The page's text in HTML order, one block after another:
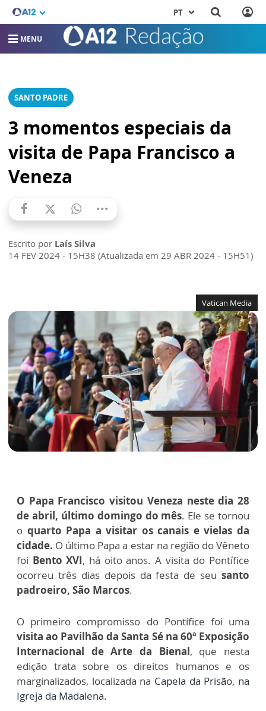
PT
MENU
SANTO PADRE
3 momentos especiais da
visita de Papa Francisco a
Veneza
Escrito por Laís Silva
14 FEV 2024 - 15H38 (Atualizada em 29 ABR 2024 - 15H51)
Vatican Media
O Papa Francisco visitou Veneza neste dia 28
de abril, último domingo do mês. Ele se tornou
o quarto Papa a visitar os canais e vielas da
cidade. O último Papa a estar na região do Vêneto
foi Bento XVI, há oito anos.A visita do Pontífice
ocorreu três dias depois da festa de seu santo
padroeiro, São Marcos.
O primeiro compromisso do Pontífice foi uma
visita ao Pavilhão da Santa Sé na 60ª Exposição
Internacional de Arte da Bienal, que nesta
edição trata sobre os direitos humanos e os
marginalizados, localizada na Capela da Prisão, na
Igreja da Madalena.